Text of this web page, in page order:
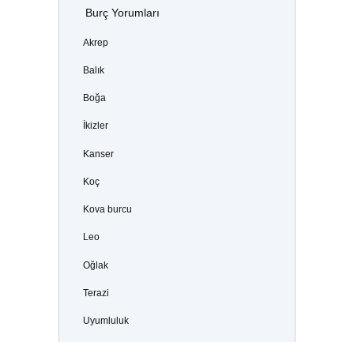
Burç Yorumları
Akrep
Balık
Boğa
İkizler
Kanser
Koç
Kova burcu
Leo
Oğlak
Terazi
Uyumluluk